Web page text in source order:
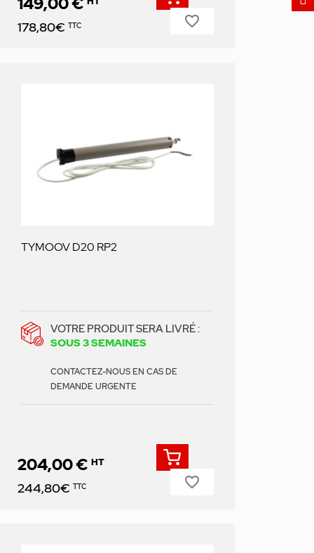
Prix
178,80€ TTC favorite_border
TYMOOV D20 RP2
VOTRE PRODUIT SERA LIVRÉ :
SOUS 3 SEMAINES
CONTACTEZ-NOUS EN CAS DE
DEMANDE URGENTE
Prix
204,00 € HT
244,80€ TTC favorite_border